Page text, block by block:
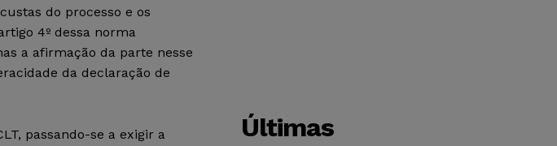
do processo e os
4º dessa norma
a afirmação da parte nesse
da declaração de
passando-se a exigir a
Últimas